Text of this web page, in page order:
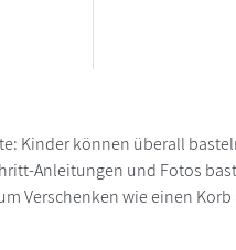
Kinder können überall
Anleitungen und Fotos
Verschenken wie einen